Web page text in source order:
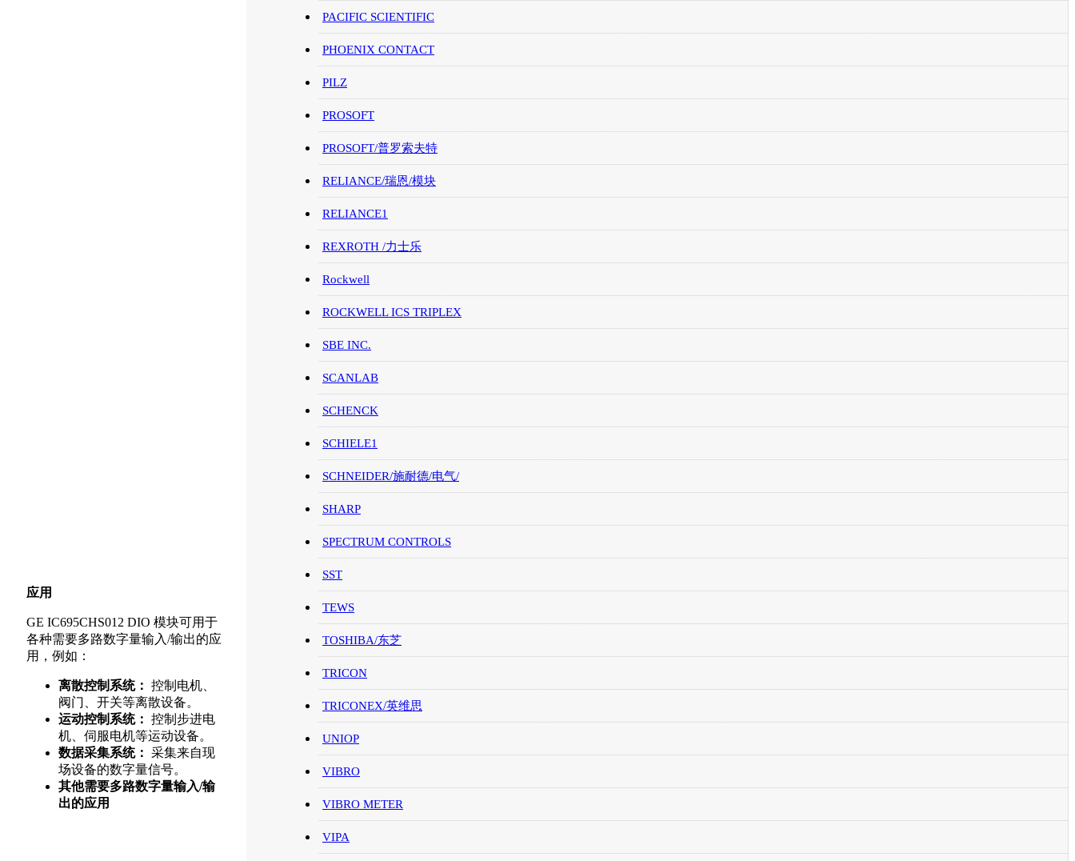
应用
GE IC695CHS012 DIO 模块可用于
各种需要多路数字量输入/输出的应
用，例如：
离散控制系统： 控制电机、
阀门、开关等离散设备。
运动控制系统： 控制步进电
机、伺服电机等运动设备。
数据采集系统： 采集来自现
场设备的数字量信号。
其他需要多路数字量输入/输
出的应用
PACIFIC SCIENTIFIC
PHOENIX CONTACT
PILZ
PROSOFT
PROSOFT/普罗索夫特
RELIANCE/瑞恩/模块
RELIANCE1
REXROTH /力士乐
Rockwell
ROCKWELL ICS TRIPLEX
SBE INC.
SCANLAB
SCHENCK
SCHIELE1
SCHNEIDER/施耐德/电气/
SHARP
SPECTRUM CONTROLS
SST
TEWS
TOSHIBA/东芝
TRICON
TRICONEX/英维思
UNIOP
VIBRO
VIBRO METER
VIPA